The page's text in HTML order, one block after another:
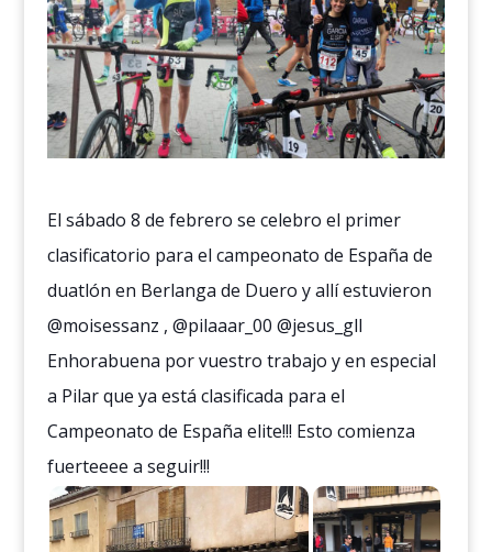
El sábado 8 de febrero se celebro el primer
clasificatorio para el campeonato de España de
duatlón en Berlanga de Duero y allí estuvieron
@moisessanz , @pilaaar_00 @jesus_gll
Enhorabuena por vuestro trabajo y en especial
a Pilar que ya está clasificada para el
Campeonato de España elite!!! Esto comienza
fuerteeee a seguir!!!